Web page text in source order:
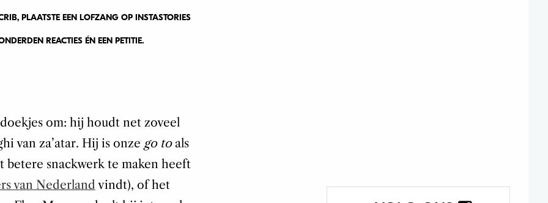
PLAATSTE EEN LOFZANG OP INSTASTORIES
REACTIES ÉN EEN PETITIE.
om: hij houdt net zoveel
van za’atar. Hij is onze go toals
betere snackwerk te maken heeft
van Nederland vindt), of het